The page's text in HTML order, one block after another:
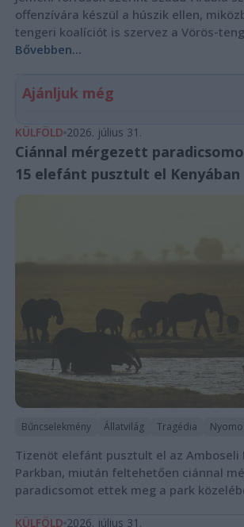
offenzívára készül a húszik ellen,
tengeri koalíciót is szervez a Vörös-
Bővebben...
Ajánljuk még
KÜLFÖLD 2026. július 31.
Ciánnal mérgezett
15 elefánt pusztult el Kenyában
Bűncselekmény Állatvilág Tragédia
Tizenöt elefánt pusztult el az Amboseli
Parkban, miután feltehetően ciánnal
paradicsomot ettek meg a park
KÜLFÖLD 2026. július 31.